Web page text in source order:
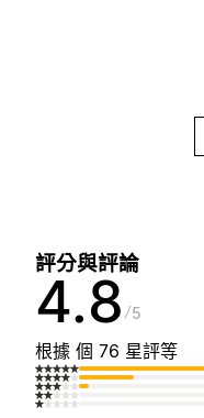
評分與評論
4.8 5
根據 個 76 星評等